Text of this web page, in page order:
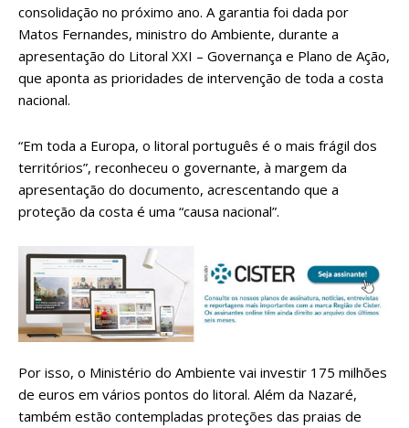
consolidação no próximo ano. A garantia foi dada por
Matos Fernandes, ministro do Ambiente, durante a
apresentação do Litoral XXI – Governança e Plano de Ação,
que aponta as prioridades de intervenção de toda a costa
nacional.
“Em toda a Europa, o litoral português é o mais frágil dos
territórios”, reconheceu o governante, à margem da
apresentação do documento, acrescentando que a
proteção da costa é uma “causa nacional”.
Por isso, o Ministério do Ambiente vai investir 175 milhões
de euros em vários pontos do litoral. Além da Nazaré,
também estão contempladas proteções das praias de